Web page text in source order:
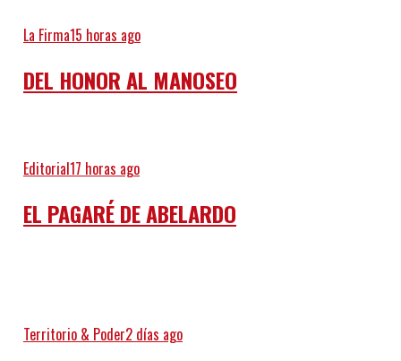
La Firma15 horas ago
DEL HONOR AL MANOSEO
Editorial17 horas ago
EL PAGARÉ DE ABELARDO
Territorio & Poder2 días ago